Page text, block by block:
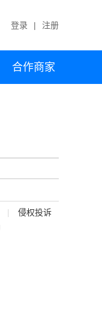
登录 | 注册
合作商家
| 侵权投诉